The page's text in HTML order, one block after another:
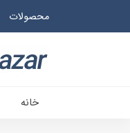
محصولات
خانه